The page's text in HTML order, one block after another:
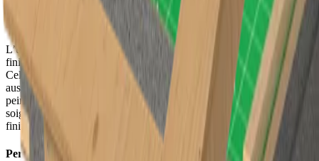
Une finition intérieure luxueuse
L’un des plus grands atouts de l’Unidek Aero Fermacell est la
finition intérieure intégrée en plaques de fibres-gypse Fermacell.
Celles-ci offrent non seulement un aspect moderne et épuré, mais
aussi une excellente base pour des finitions ultérieures telles que la
peinture ou le papier peint. L’intérieur a immédiatement un rendu
soigné, ce qui permet de raccourcir considérablement la phase de
finition. Une situation gagnant-gagnant !
Performances thermiques